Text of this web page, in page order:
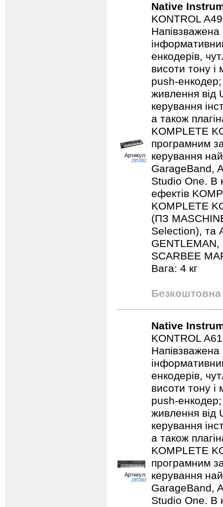
Артикул:
285382
Native
KONTROL
Напівзважена
енкодерів,
висоти тону і
push-
живлення від
керування
а також
KOMPLETE
програмним
керування
GarageBand,
Studio One. В
ефектів
KOMPLETE
(ПЗ
Selection), та
SCARBEE
Вага: 4 кг
Безкоштовна
Артикул:
285383
Native
KONTROL
Напівзважена
енкодерів,
висоти тону і
push-
живлення від
керування
а також
KOMPLETE
програмним
керування
GarageBand,
Studio One. В